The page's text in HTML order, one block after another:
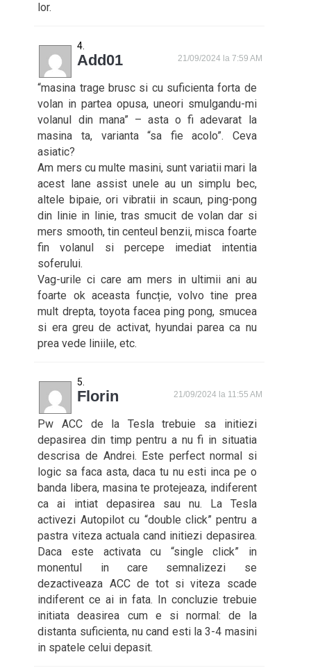
lor.
Add01 21/09/2024 la 7:59 AM
“masina trage brusc si cu suficienta forta de
volan in partea opusa, uneori smulgandu-mi
volanul din mana” – asta o fi adevarat la
masina ta, varianta “sa fie acolo”. Ceva
asiatic?
Am mers cu multe masini, sunt variatii mari la
acest lane assist unele au un simplu bec,
altele bipaie, ori vibratii in scaun, ping-pong
din linie in linie, tras smucit de volan dar si
mers smooth, tin centeul benzii, misca foarte
fin volanul si percepe imediat intentia
soferului.
Vag-urile ci care am mers in ultimii ani au
foarte ok aceasta funcție, volvo tine prea
mult drepta, toyota facea ping pong, smucea
si era greu de activat, hyundai parea ca nu
prea vede liniile, etc.
Florin 21/09/2024 la 11:55 AM
Pw ACC de la Tesla trebuie sa initiezi
depasirea din timp pentru a nu fi in situatia
descrisa de Andrei. Este perfect normal si
logic sa faca asta, daca tu nu esti inca pe o
banda libera, masina te protejeaza, indiferent
ca ai intiat depasirea sau nu. La Tesla
activezi Autopilot cu “double click” pentru a
pastra viteza actuala cand initiezi depasirea.
Daca este activata cu “single click” in
monentul in care semnalizezi se
dezactiveaza ACC de tot si viteza scade
indiferent ce ai in fata. In concluzie trebuie
initiata deasirea cum e si normal: de la
distanta suficienta, nu cand esti la 3-4 masini
in spatele celui depasit.